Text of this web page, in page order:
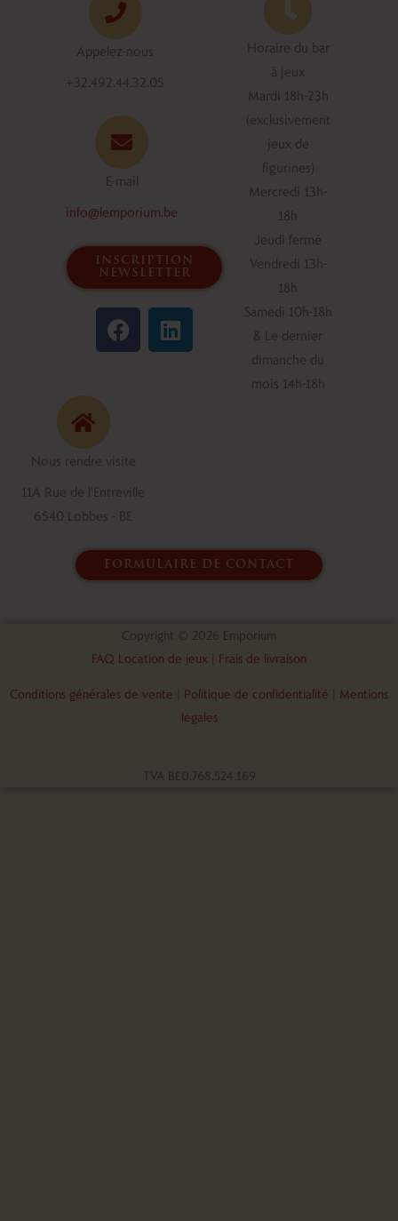
Appelez-nous
+32.492.44.32.05
E-mail
info@lemporium.be
inscription
newsletter
F
a
c
k
L
i
n
Horaire du bar
à jeux
Mardi 18h-23h
(exclusivement
jeux de
figurines)
Mercredi 13h-
18h
Jeudi fermé
Vendredi 13h-
18h
Samedi 10h-18h
& Le dernier
dimanche du
mois 14h-18h
Nous rendre visite
11A Rue de l'Entreville
6540 Lobbes - BE
formulaire de contact
Copyright © 2026 Emporium
FAQ Location de jeux
Frais de livraison
Conditions générales de vente Politique de confidentialité
Mentions
légales
TVA BE0.768.524.169